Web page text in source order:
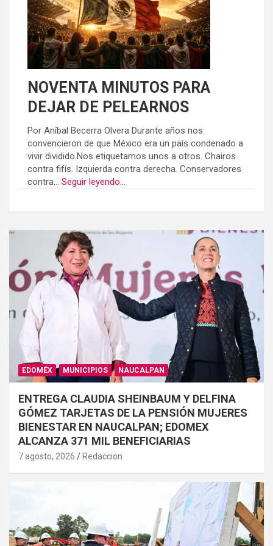
NOVENTA MINUTOS PARA
DEJAR DE PELEARNOS
Por Aníbal Becerra Olvera Durante años nos
convencieron de que México era un país condenado a
vivir dividido.Nos etiquetamos unos a otros. Chairos
contra fifís. Izquierda contra derecha. Conservadores
contra... Seguir leyendo...
EDOMÉX MUNICIPIOS NAUCALPAN
ENTREGA CLAUDIA SHEINBAUM Y DELFINA
GÓMEZ TARJETAS DE LA PENSIÓN MUJERES
BIENESTAR EN NAUCALPAN; EDOMEX
ALCANZA 371 MIL BENEFICIARIAS
7 agosto, 2026 Redaccion